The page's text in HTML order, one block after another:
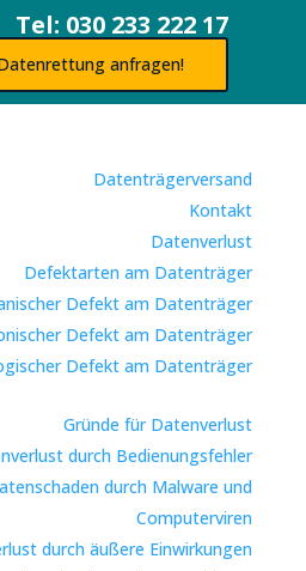
Tel: 030 233 222 17
anfragen!
Datenträgerversand
Kontakt
Datenverlust
Defektarten am Datenträger
Defekt am Datenträger
Defekt am Datenträger
Defekt am Datenträger
Gründe für Datenverlust
durch Bedienungsfehler
durch Malware und
Computerviren
durch äußere Einwirkungen